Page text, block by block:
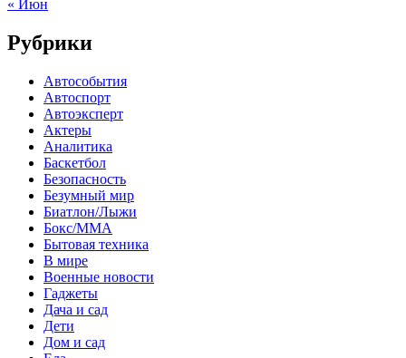
« Июн
Рубрики
Автособытия
Автоспорт
Автоэксперт
Актеры
Аналитика
Баскетбол
Безопасность
Безумный мир
Биатлон/Лыжи
Бокс/MMA
Бытовая техника
В мире
Военные новости
Гаджеты
Дача и сад
Дети
Дом и сад